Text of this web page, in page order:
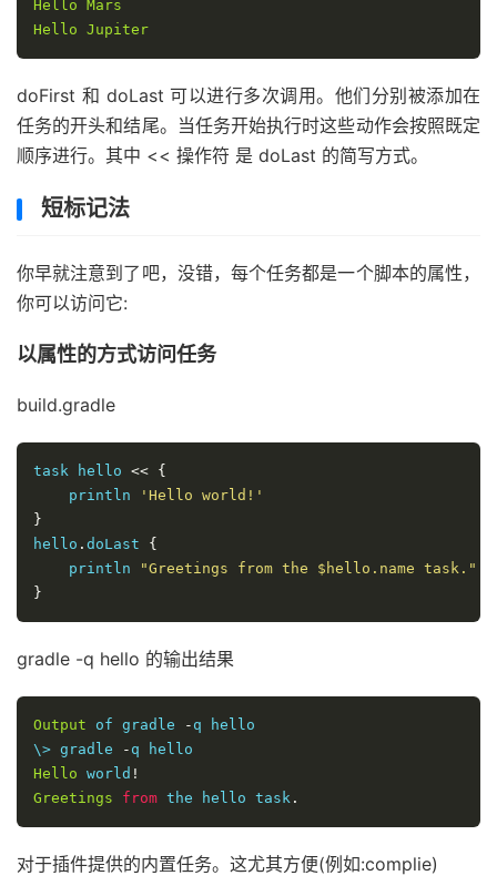
Hello
Mars
Hello Jupiter
doFirst 和 doLast 可以进行多次调用。他们分别被添加在
任务的开头和结尾。当任务开始执行时这些动作会按照既定
顺序进行。其中 << 操作符 是 doLast 的简写方式。
短标记法
你早就注意到了吧，没错，每个任务都是一个脚本的属性，
你可以访问它:
以属性的方式访问任务
build.gradle
task hello << {
    println
'Hello world!'
}
hello . doLast {
    println
"Greetings from the $hello.name task."
}
gradle -q hello 的输出结果
Output of gradle - q hello
\> gradle
-
Hello world !
Greetings
from the hello task .
对于插件提供的内置任务。这尤其方便(例如:complie)